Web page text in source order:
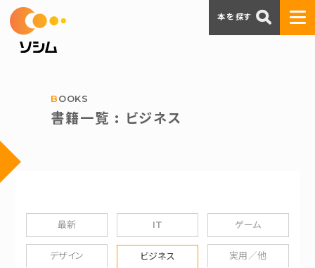
BOOKS
書籍一覧 : ビジネス
最新 IT ゲーム
デザイン ビジネス 実用／他
本を探す